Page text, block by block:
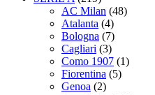
AC Milan (48)
Atalanta (4)
Bologna (7)
Cagliari (3)
Como 1907 (1)
Fiorentina (5)
Genoa (2)